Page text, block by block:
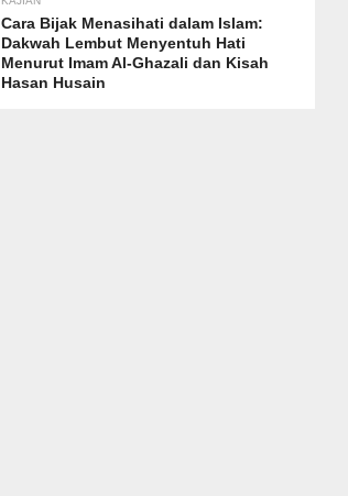
Cara Bijak Menasihati dalam Islam:
Dakwah Lembut Menyentuh Hati
Menurut Imam Al-Ghazali dan Kisah
Hasan Husain